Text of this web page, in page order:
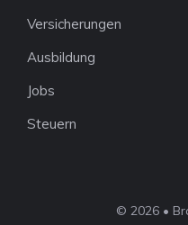
Versicherungen
Ausbildung
Jobs
Steuern
© 2026 •